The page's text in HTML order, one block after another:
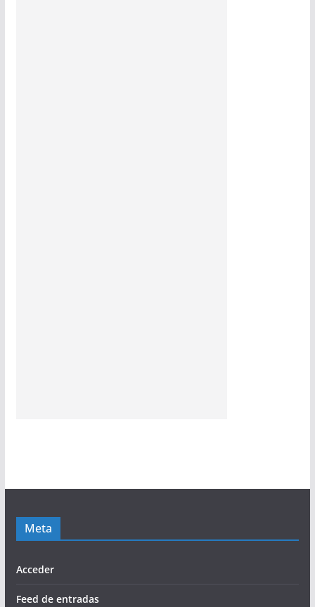
Meta
Acceder
Feed de entradas